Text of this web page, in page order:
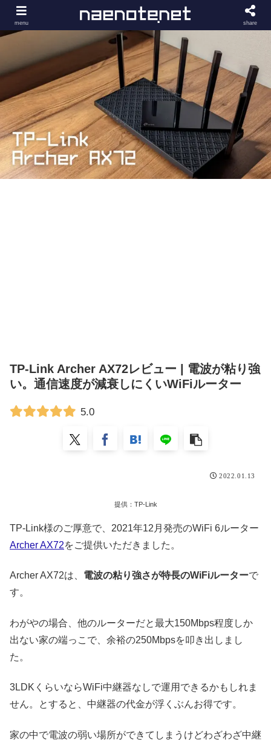
TP-Link Archer AX72レビュー | 電波が粘り強
い。通信速度が減衰しにくいWiFiルーター
5.0
2022.01.13
提供：TP-Link
TP-Link様のご厚意で、2021年12月発売のWiFi 6ルーター
Archer AX72をご提供いただきました。
Archer AX72は、 電波の粘り強さが特長のWiFiルーターで
す。
わがやの場合、他のルーターだと最大150Mbps程度しか
出ない家の端っこで、余裕の250Mbpsを叩き出しまし
た。
3LDKくらいならWiFi中継器なしで運用できるかもしれま
せん。とすると、中継器の代金が浮くぶんお得です。
家の中で電波の弱い場所ができてしまうけどわざわざ中継
menu share